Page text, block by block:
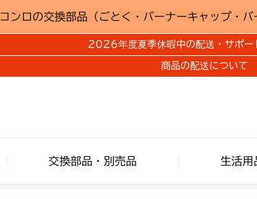
コンロの交換部品（ごとく・バーナーキャップ・
2026年度夏季休暇中の配送・サポー
商品の配送について
交換部品・別売品 生活用